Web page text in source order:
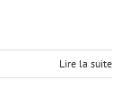
Lire la suite